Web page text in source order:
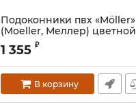
Подоконники пвх «Möller»
(Moeller, Меллер) цветной
матовый золотой дуб
Артикул:
1 355 ₽
В корзину